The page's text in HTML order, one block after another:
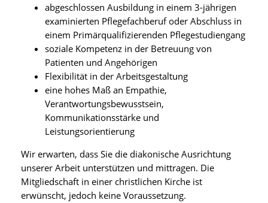
abgeschlossen Ausbildung in einem 3-jährigen
examinierten Pflegefachberuf oder Abschluss in
einem Primärqualifizierenden Pflegestudiengang
soziale Kompetenz in der Betreuung von
Patienten und Angehörigen
Flexibilität in der Arbeitsgestaltung
eine hohes Maß an Empathie,
Verantwortungsbewusstsein,
Kommunikationsstärke und
Leistungsorientierung
Wir erwarten, dass Sie die diakonische Ausrichtung
unserer Arbeit unterstützen und mittragen. Die
Mitgliedschaft in einer christlichen Kirche ist
erwünscht, jedoch keine Voraussetzung.